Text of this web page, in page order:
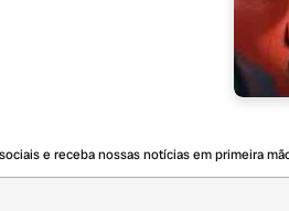
e receba nossas notícias em primeira